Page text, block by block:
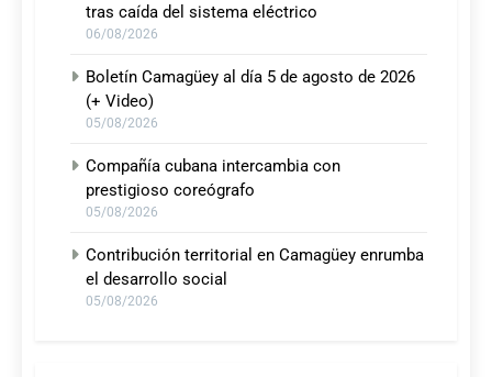
tras caída del sistema eléctrico
06/08/2026
Boletín Camagüey al día 5 de agosto de 2026
(+ Video)
05/08/2026
Compañía cubana intercambia con
prestigioso coreógrafo
05/08/2026
Contribución territorial en Camagüey enrumba
el desarrollo social
05/08/2026